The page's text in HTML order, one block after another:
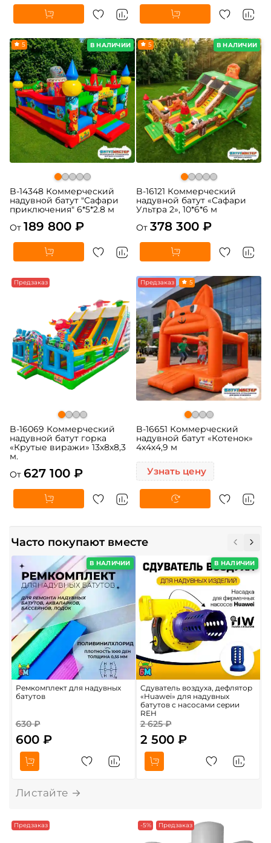
В НАЛИЧИИ
5
B-14348 Коммерческий
надувной батут "Сафари
приключения" 6*5*2.8 м
От 189 800 ₽
В НАЛИЧИИ
5
B-16121 Коммерческий
надувной батут «Сафари
Ультра 2», 10*6*6 м
От 378 300 ₽
Предзаказ
B-16069 Коммерческий
надувной батут горка
«Крутые виражи» 13х8х8,3
м.
От 627 100 ₽
Предзаказ 5
B-16651 Коммерческий
надувной батут «Котенок»
4х4х4,9 м
Узнать цену
Часто покупают вместе
В НАЛИЧИИ
Ремкомплект для надувных
батутов
630 ₽
600 ₽
В НАЛИЧИИ
Сдуватель воздуха, дефлятор
«Huawei» для надувных
батутов с насосами серии
REH
2 625 ₽
2 500 ₽
Предзаказ -5% Предзаказ